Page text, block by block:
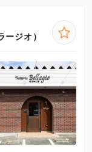
ジオ）